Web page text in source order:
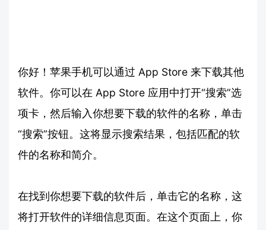
你好！苹果手机可以通过 App Store 来下载其他
软件。你可以在 App Store 应用中打开“搜索”选
项卡，然后输入你想要下载的软件的名称，单击
“搜索”按钮。这将显示搜索结果，包括匹配的软
件的名称和简介。
在找到你想要下载的软件后，单击它的名称，这
将打开软件的详细信息页面。在这个页面上，你